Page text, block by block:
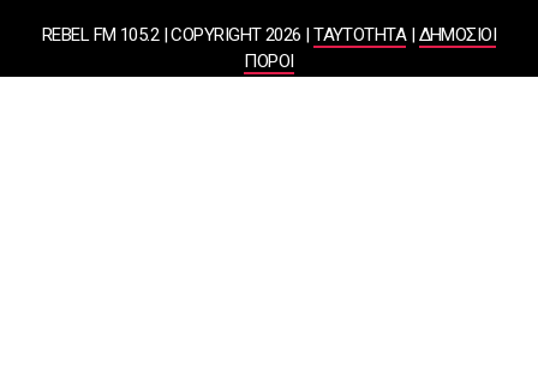
REBEL FM 105.2 | COPYRIGHT 2026 |ΤΑΥΤΟΤΗΤΑ|ΔΗΜΟΣΙΟΙ
ΠΟΡΟΙ